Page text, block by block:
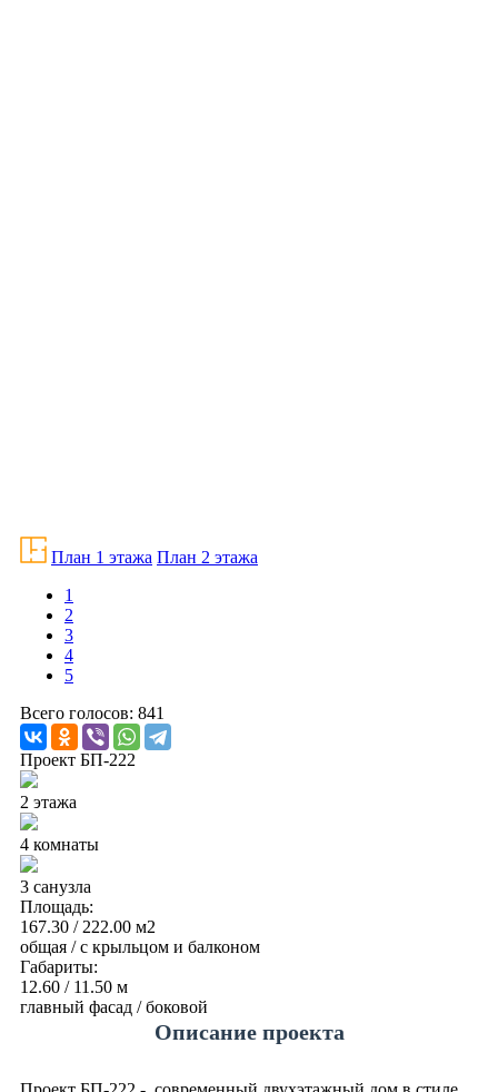
План 1 этажа План 2 этажа
1
2
3
4
5
Всего голосов: 841
Проект БП-222
2 этажа
4 комнаты
3 санузла
Площадь:
167.30 / 222.00 м2
общая / с крыльцом и балконом
Габариты:
12.60 / 11.50 м
главный фасад / боковой
Описание проекта